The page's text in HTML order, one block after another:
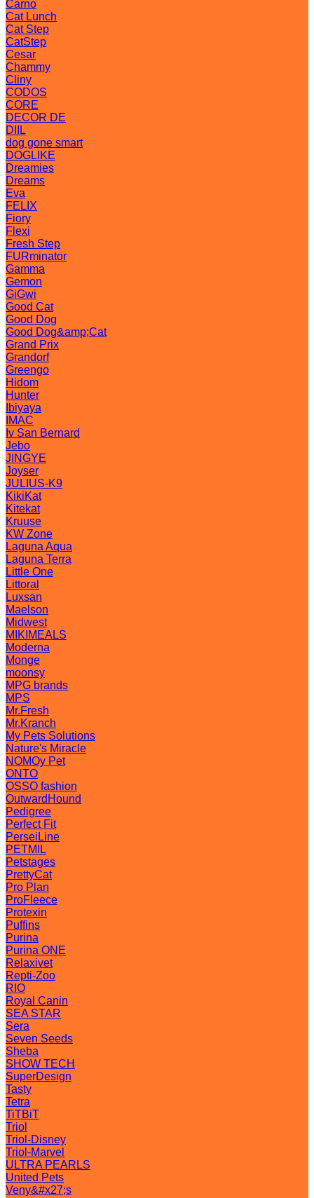
Carno
Cat Lunch
Cat Step
CatStep
Cesar
Chammy
Cliny
CODOS
CORE
DECOR DE
DIIL
dog gone smart
DOGLIKE
Dreamies
Dreams
Eva
FELIX
Fiory
Flexi
Fresh Step
FURminator
Gamma
Gemon
GiGwi
Good Cat
Good Dog
Good Dog&amp;Cat
Grand Prix
Grandorf
Greengo
Hidom
Hunter
Ibiyaya
IMAC
Iv San Bernard
Jebo
JINGYE
Joyser
JULIUS-K9
KikiKat
Kitekat
Kruuse
KW Zone
Laguna Aqua
Laguna Terra
Little One
Littoral
Luxsan
Maelson
Midwest
MIKIMEALS
Moderna
Monge
moonsy
MPG brands
MPS
Mr.Fresh
Mr.Kranch
My Pets Solutions
Nature's Miracle
NOMOy Pet
ONTO
OSSO fashion
OutwardHound
Pedigree
Perfect Fit
PerseiLine
PETMIL
Petstages
PrettyCat
Pro Plan
ProFleece
Protexin
Puffins
Purina
Purina ONE
Relaxivet
Repti-Zoo
RIO
Royal Canin
SEA STAR
Sera
Seven Seeds
Sheba
SHOW TECH
SuperDesign
Tasty
Tetra
TiTBiT
Triol
Triol-Disney
Triol-Marvel
ULTRA PEARLS
United Pets
Veny&#x27;s